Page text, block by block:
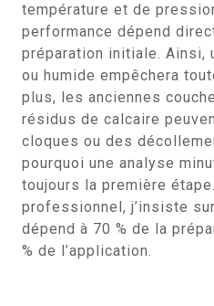
température et de
performance dépend
préparation initiale. Ainsi,
ou humide empêchera
plus, les anciennes
résidus de calcaire
cloques ou des
pourquoi une analyse
toujours la première
professionnel, j’insiste
dépend à 70 % de la
% de l’application.